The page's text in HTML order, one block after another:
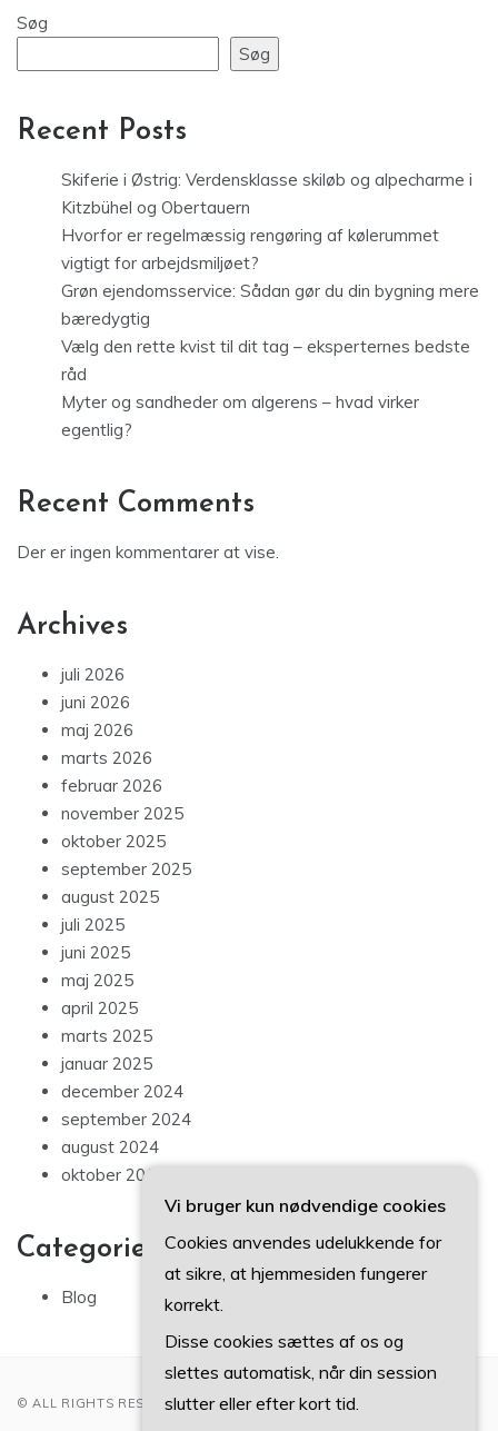
Søg
Søg
Recent Posts
Skiferie i Østrig: Verdensklasse skiløb og alpecharme i
Kitzbühel og Obertauern
Hvorfor er regelmæssig rengøring af kølerummet
vigtigt for arbejdsmiljøet?
Grøn ejendomsservice: Sådan gør du din bygning mere
bæredygtig
Vælg den rette kvist til dit tag – eksperternes bedste
råd
Myter og sandheder om algerens – hvad virker
egentlig?
Recent Comments
Der er ingen kommentarer at vise.
Archives
juli 2026
juni 2026
maj 2026
marts 2026
februar 2026
november 2025
oktober 2025
september 2025
august 2025
juli 2025
juni 2025
maj 2025
april 2025
marts 2025
januar 2025
december 2024
september 2024
august 2024
oktober 2012
Categories
Blog
© ALL RIGHTS RESERVED 2022
Vi bruger kun nødvendige cookies
Cookies anvendes udelukkende for
at sikre, at hjemmesiden fungerer
korrekt.
Disse cookies sættes af os og
slettes automatisk, når din session
slutter eller efter kort tid.